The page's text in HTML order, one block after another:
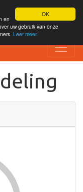
OK
en
uw gebruik van onze
Leer meer